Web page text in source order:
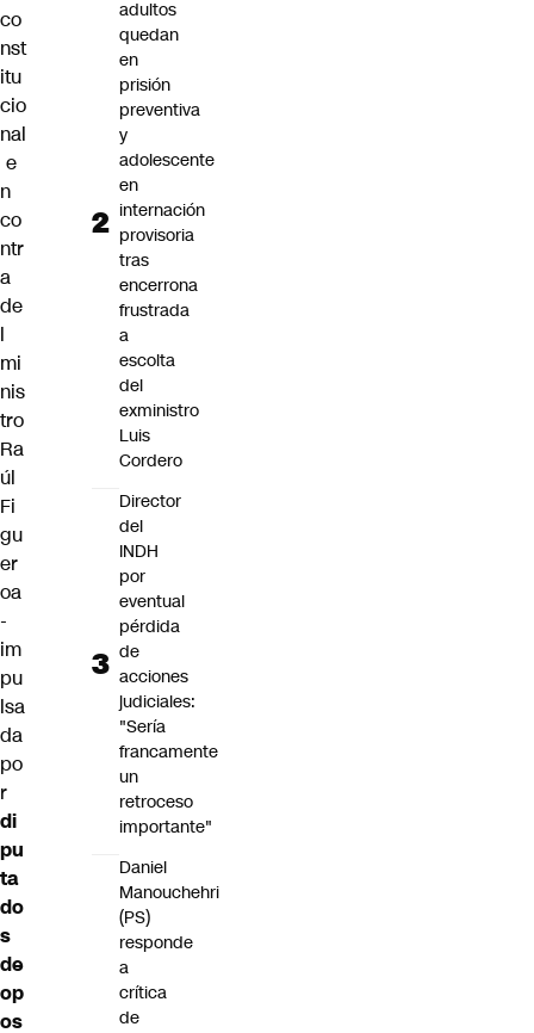
co
nst
itu
cio
nal
e
n
co
ntr
a
de
l
mi
nis
tro
Ra
úl
Fi
gu
er
oa
-
im
pu
lsa
da
po
r
di
pu
ta
do
s
de
op
os
adultos
quedan
en
prisión
preventiva
y
adolescente
en
internación
provisoria
tras
encerrona
frustrada
a
escolta
del
exministro
Luis
Cordero
Director
del
INDH
por
eventual
pérdida
de
acciones
judiciales:
"Sería
francamente
un
retroceso
importante"
Daniel
Manouchehri
(PS)
responde
a
crítica
de